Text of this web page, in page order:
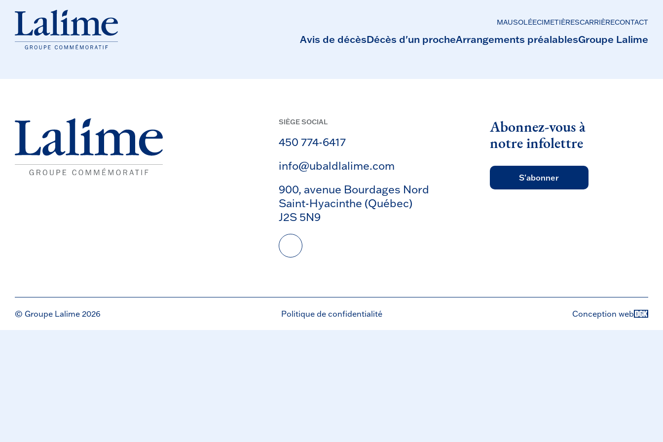
MAUSOLÉECIMETIÈRESCARRIÈRECONTACT
Avis de décèsDécès d'un procheArrangements préalablesGroupe Lalime
SIÈGE SOCIAL
450 774-6417
info@ubaldlalime.com
900, avenue Bourdages Nord
Saint-Hyacinthe (Québec)
J2S 5N9
Abonnez-vous à
notre infolettre
S'abonner
© Groupe Lalime 2026 Politique de confidentialité Conception web